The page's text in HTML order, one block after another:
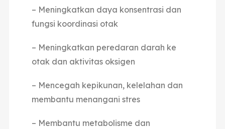
– Meningkatkan daya konsentrasi dan
fungsi koordinasi otak
– Meningkatkan peredaran darah ke
otak dan aktivitas oksigen
– Mencegah kepikunan, kelelahan dan
membantu menangani stres
– Membantu metabolisme dan